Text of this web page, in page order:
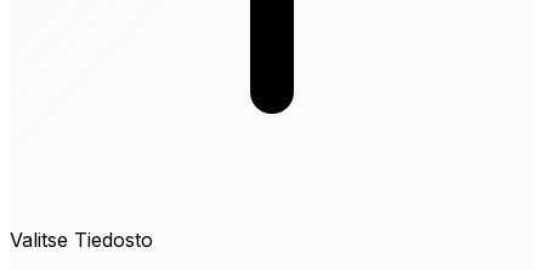
Valitse Tiedosto